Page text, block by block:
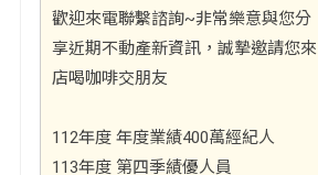
歡迎來電聯繫諮詢~非常樂意與您分
享近期不動產新資訊，誠摯邀請您來
店喝咖啡交朋友
112年度 年度業績400萬經紀人
113年度 第四季績優人員